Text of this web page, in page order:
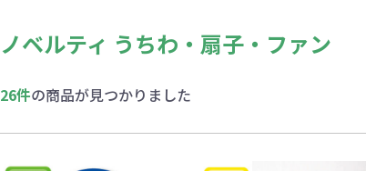
日
火
ノベルティ うちわ・扇子・ファン
26件の商品が見つかりました